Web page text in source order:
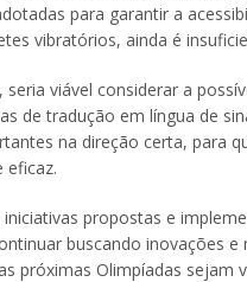
para garantir a
vibratórios, ainda é
seria viável considerar a
de tradução em língua de
na direção certa, para
eficaz.
iniciativas propostas e
buscando inovações e
próximas Olimpíadas sejam